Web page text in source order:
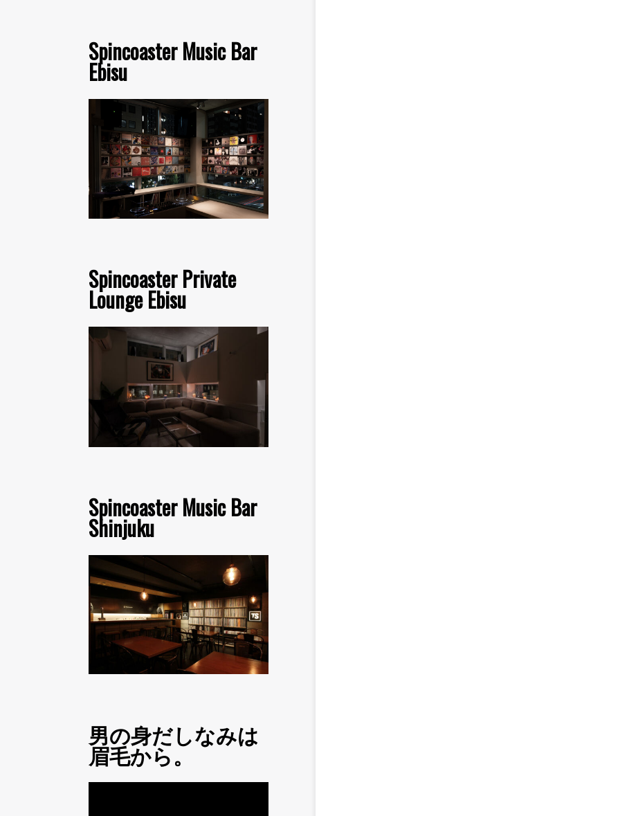
Spincoaster Music Bar
Ebisu
Spincoaster Private
Lounge Ebisu
Spincoaster Music Bar
Shinjuku
男の身だしなみは
眉毛から。